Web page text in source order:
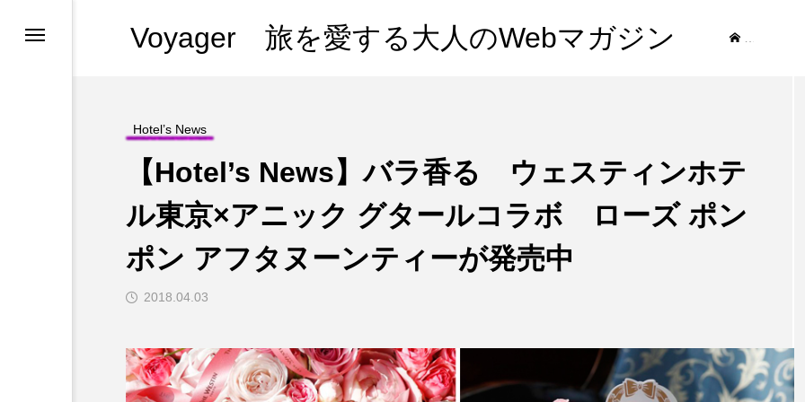
Voyager 旅を愛する大人のWebマガジン
Hotel’s News
【Hotel’s News】バラ香る ウェスティンホテ
ル東京×アニック グタールコラボ ローズ ポン
ポン アフタヌーンティーが発売中
2018.04.03